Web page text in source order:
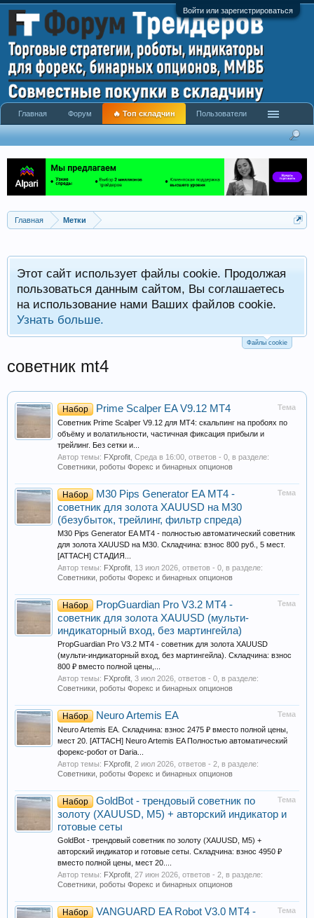
Войти или зарегистрироваться
Главная Метки
Этот сайт использует файлы cookie. Продолжая
пользоваться данным сайтом, Вы соглашаетесь
на использование нами Ваших файлов cookie.
Узнать больше.
Файлы cookie
советник mt4
Тема
Набор Prime Scalper EA V9.12 MT4
Советник Prime Scalper V9.12 для MT4: скальпинг на пробоях по
объёму и волатильности, частичная фиксация прибыли и
трейлинг. Без сетки и...
Автор темы: FXprofit Среда в 16:00 , ответов - 0, в разделе:
Советники, роботы Форекс и бинарных опционов
Тема
Набор
M30 Pips Generator EA MT4 -
советник для золота XAUUSD на M30
(безубыток, трейлинг, фильтр спреда)
M30 Pips Generator EA MT4 - полностью автоматический советник
для золота XAUUSD на M30. Складчина: взнос 800 руб., 5 мест.
[ATTACH] СТАДИЯ...
Автор темы: FXprofit 13 июл 2026 , ответов - 0, в разделе:
Советники, роботы Форекс и бинарных опционов
Тема
Набор
PropGuardian Pro V3.2 MT4 -
советник для золота XAUUSD (мульти-
индикаторный вход, без мартингейла)
PropGuardian Pro V3.2 MT4 - советник для золота XAUUSD
(мульти-индикаторный вход, без мартингейла). Складчина: взнос
800 ₽ вместо полной цены,...
Автор темы: FXprofit 3 июл 2026 , ответов - 0, в разделе:
Советники, роботы Форекс и бинарных опционов
Тема
Набор Neuro Artemis EA
Neuro Artemis EA. Складчина: взнос 2475 ₽ вместо полной цены,
мест 20. [ATTACH] Neuro Artemis EA Полностью автоматический
форекс-робот от Daria...
Автор темы: FXprofit 2 июл 2026 , ответов - 2, в разделе:
Советники, роботы Форекс и бинарных опционов
Тема
Набор
GoldBot - трендовый советник по
золоту (XAUUSD, M5) + авторский индикатор и
готовые сеты
GoldBot - трендовый советник по золоту (XAUUSD, M5) +
авторский индикатор и готовые сеты. Складчина: взнос 4950 ₽
вместо полной цены, мест 20....
Автор темы: FXprofit 27 июн 2026 , ответов - 2, в разделе:
Советники, роботы Форекс и бинарных опционов
Тема
Набор
VANGUARD EA Robot V3.0 MT4 -
Главная Форум 🔥 Топ складчин Пользователи